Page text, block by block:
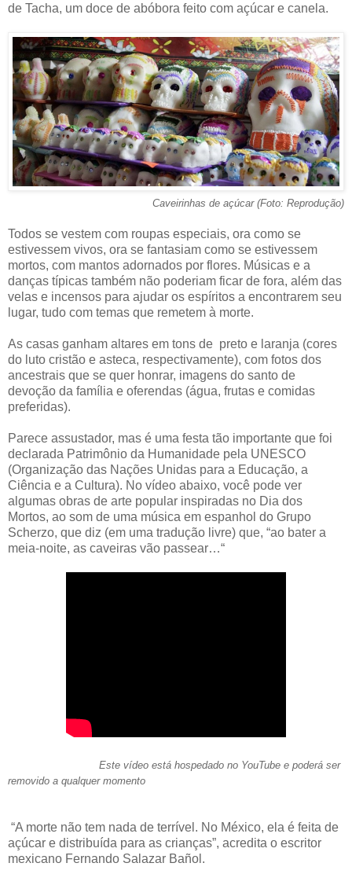
de Tacha, um doce de abóbora feito com açúcar e canela.
Caveirinhas de açúcar (Foto: Reprodução)
Todos se vestem com roupas especiais, ora como se
estivessem vivos, ora se fantasiam como se estivessem
mortos, com mantos adornados por flores. Músicas e a
danças típicas também não poderiam ficar de fora, além das
velas e incensos para ajudar os espíritos a encontrarem seu
lugar, tudo com temas que remetem à morte.
As casas ganham altares em tons de preto e laranja (cores
do luto cristão e asteca, respectivamente), com fotos dos
ancestrais que se quer honrar, imagens do santo de
devoção da família e oferendas (água, frutas e comidas
preferidas).
Parece assustador, mas é uma festa tão importante que foi
declarada Patrimônio da Humanidade pela UNESCO
(Organização das Nações Unidas para a Educação, a
Ciência e a Cultura). No vídeo abaixo, você pode ver
algumas obras de arte popular inspiradas no Dia dos
Mortos, ao som de uma música em espanhol do Grupo
Scherzo, que diz (em uma tradução livre) que, “ao bater a
meia-noite, as caveiras vão passear…“
Este vídeo está hospedado no YouTube e poderá ser
removido a qualquer momento
“A morte não tem nada de terrível. No México, ela é feita de
açúcar e distribuída para as crianças”, acredita o escritor
mexicano Fernando Salazar Bañol.